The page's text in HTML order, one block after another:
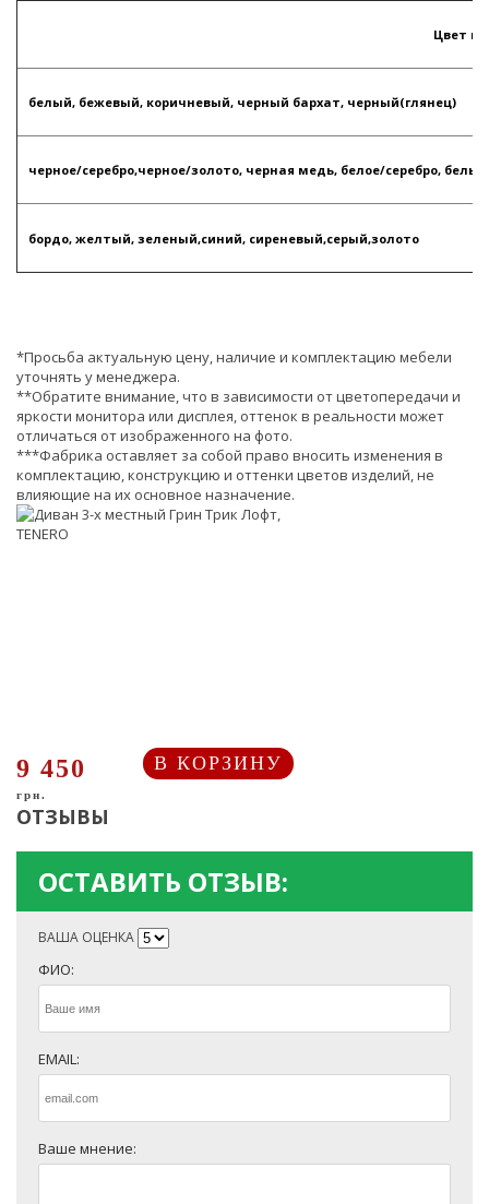
Цвет
белый, бежевый, коричневый, черный бархат, черный(глянец)
черное/серебро,черное/золото, черная медь, белое/серебро,
бордо, желтый, зеленый,синий, сиреневый,серый,золото
*Просьба актуальную цену, наличие и комплектацию мебели
уточнять у менеджера.
**Обратите внимание, что в зависимости от цветопередачи и
яркости монитора или дисплея, оттенок в реальности может
отличаться от изображенного на фото.
***Фабрика оставляет за собой право вносить изменения в
комплектацию, конструкцию и оттенки цветов изделий, не
влияющие на их основное назначение.
9 450
грн.
В КОРЗИНУ
ОТЗЫВЫ
ОСТАВИТЬ ОТЗЫВ:
ВАША ОЦЕНКА
ФИО:
EMAIL:
Ваше мнение: